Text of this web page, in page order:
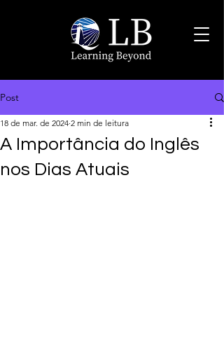
Post
A Importância do Inglês
nos Dias Atuais
18 de mar. de 2024 2 min de leitura